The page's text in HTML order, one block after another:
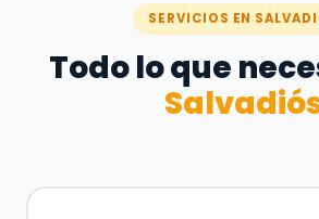
SERVICIOS EN
Todo lo que